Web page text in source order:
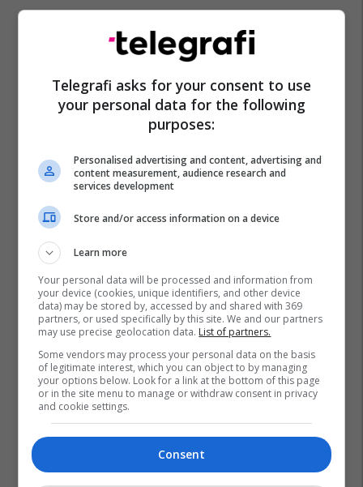
Telegrafi asks for your consent to use
your personal data for the following
purposes:
Personalised advertising and content, advertising and
content measurement, audience research and
services development
Store and/or access information on a device
Learn more
Your personal data will be processed and information from
your device (cookies, unique identifiers, and other device
data) may be stored by, accessed by and shared with 369
partners, or used specifically by this site. We and our partners
may use precise geolocation data. List of partners.
Some vendors may process your personal data on the basis
of legitimate interest, which you can object to by managing
your options below. Look for a link at the bottom of this page
or in the site menu to manage or withdraw consent in privacy
and cookie settings.
Consent